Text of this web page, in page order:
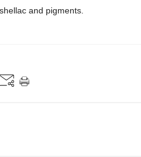
and pigments.